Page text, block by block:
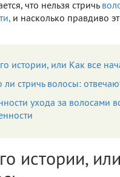
что нельзя стричь
и насколько правдиво
истории, или Как все
стричь волосы:
ухода за волосами
истории,